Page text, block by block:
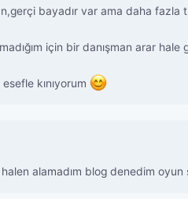
bayadır var ama daha fazla
için bir danışman arar
kınıyorum
alamadım blog denedim